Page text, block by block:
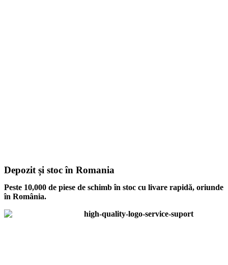
Depozit și stoc în Romania
Peste 10,000 de piese de schimb în stoc cu livare rapidă, oriunde
în România.